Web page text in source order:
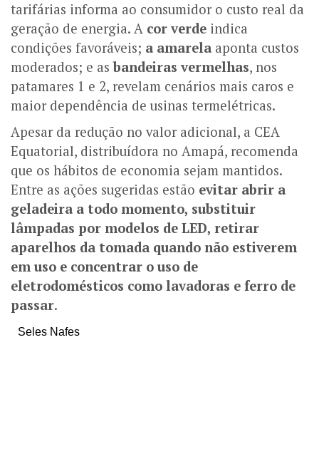
tarifárias informa ao consumidor o custo real da
geração de energia. A cor verde indica
condições favoráveis; a amarela aponta custos
moderados; e asbandeiras vermelhas, nos
patamares 1 e 2, revelam cenários mais caros e
maior dependência de usinas termelétricas.
Apesar da redução no valor adicional, a CEA
Equatorial, distribuídora no Amapá, recomenda
que os hábitos de economia sejam mantidos.
Entre as ações sugeridas estão evitar abrir a
geladeira a todo momento, substituir
lâmpadas por modelos de LED, retirar
aparelhos da tomada quando não estiverem
em uso e concentrar o uso de
eletrodomésticos como lavadoras e ferro de
passar.
Seles Nafes